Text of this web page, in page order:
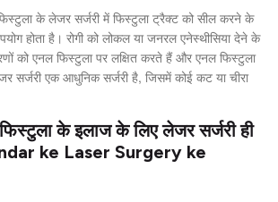
के लेजर सर्जरी में फिस्टुला ट्रैक्ट को सील करने के
होता है। रोगी को लोकल या जनरल एनेस्थीसिया देने के
को एनल फिस्टुला पर लक्षित करते हैं और एनल फिस्टुला
सर्जरी एक आधुनिक सर्जरी है, जिसमें कोई कट या चीरा
के इलाज के लिए लेजर सर्जरी ही
ke Laser Surgery ke